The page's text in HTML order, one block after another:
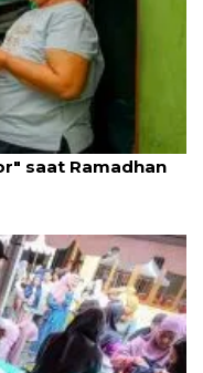
murah
saat Ramadhan